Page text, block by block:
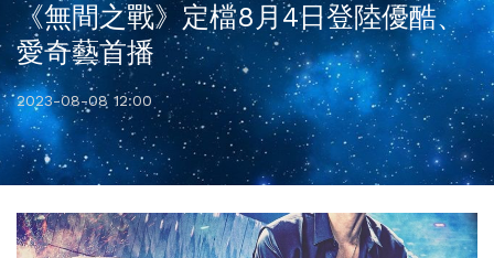
《無間之戰》定檔8月4日登陸優酷、
愛奇藝首播
2023-08-08 12:00